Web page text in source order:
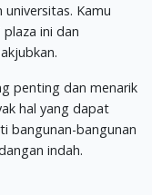
Kamu
ini dan
penting dan menarik
hal yang dapat
bangunan-bangunan
indah.